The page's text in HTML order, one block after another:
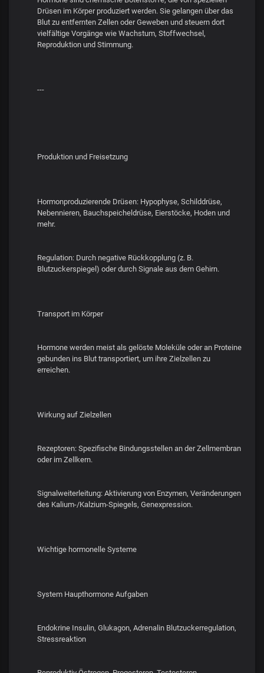
Drüsen im Körper produziert werden. Sie gelangen über das
Blut zu entfernten Zellen oder Geweben und steuern dort
vielfältige Vorgänge wie Wachstum, Stoffwechsel,
Reproduktion und Stimmung.
---
Produktion und Freisetzung
Hormonproduzierende Drüsen: Hypophyse, Schilddrüse,
Nebennieren, Bauchspeicheldrüse, Eierstöcke, Hoden und
mehr.
Regulation: Durch negative Rückkopplung (z. B.
Blutzuckerspiegel) oder durch Signale aus dem Gehirn.
Transport im Körper
Hormone werden meist als gelöste Moleküle oder an Proteine
gebunden ins Blut transportiert, um ihre Zielzellen zu
erreichen.
Wirkung auf Zielzellen
Rezeptoren: Spezifische Bindungsstellen an der Zellmembran
oder im Zellkern.
Signalweiterleitung: Aktivierung von Enzymen, Veränderungen
des Kalium-/Kalzium-Spiegels, Genexpression.
Wichtige hormonelle Systeme
System Haupthormone Aufgaben
Endokrine Insulin, Glukagon, Adrenalin Blutzuckerregulation,
Stressreaktion